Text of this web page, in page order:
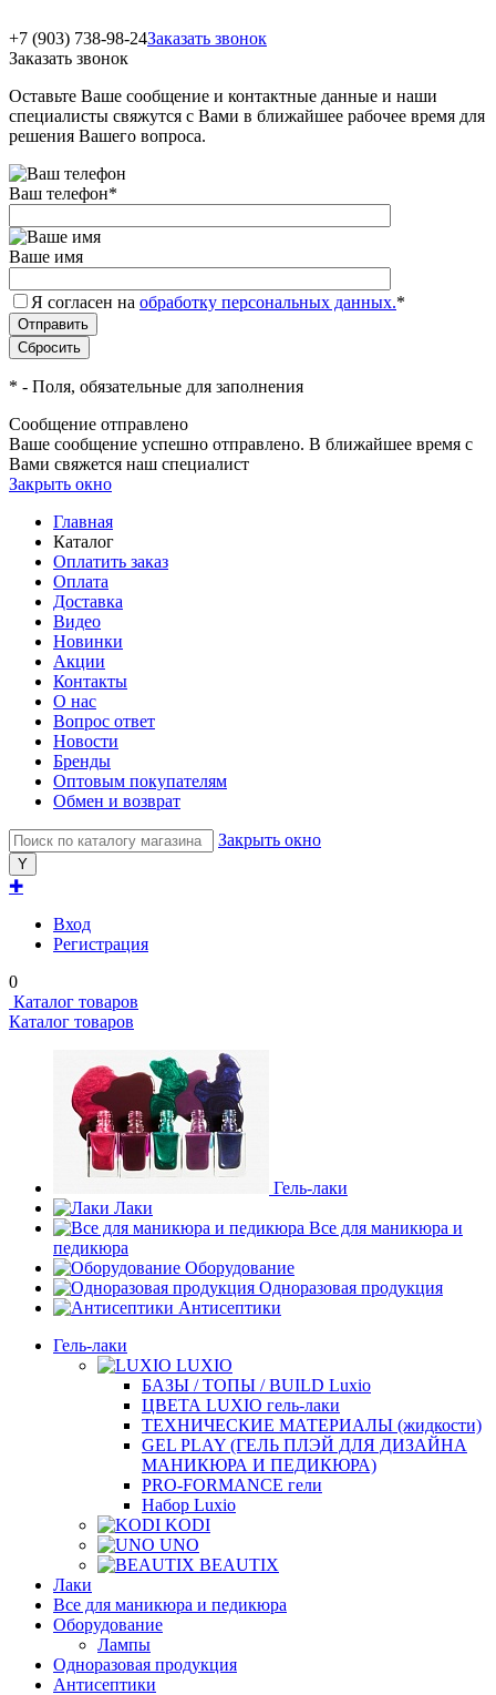
+7 (903) 738-98-24Заказать звонок
Заказать звонок
Оставьте Ваше сообщение и контактные данные и наши
специалисты свяжутся с Вами в ближайшее рабочее время для
решения Вашего вопроса.
Ваш телефон*
Ваше имя
Я согласен на обработку персональных данных.*
* - Поля, обязательные для заполнения
Сообщение отправлено
Ваше сообщение успешно отправлено. В ближайшее время с
Вами свяжется наш специалист
Закрыть окно
Главная
Каталог
Оплатить заказ
Оплата
Доставка
Видео
Новинки
Акции
Контакты
О нас
Вопрос ответ
Новости
Бренды
Оптовым покупателям
Обмен и возврат
Закрыть окно
✚
Вход
Регистрация
0
Каталог товаров
Каталог товаров
Гель-лаки
Лаки
Все для маникюра и
педикюра
Оборудование
Одноразовая продукция
Антисептики
Гель-лаки
LUXIO
БАЗЫ / ТОПЫ / BUILD Luxio
ЦВЕТА LUXIO гель-лаки
ТЕХНИЧЕСКИЕ МАТЕРИАЛЫ (жидкости)
GEL PLAY (ГЕЛЬ ПЛЭЙ ДЛЯ ДИЗАЙНА
МАНИКЮРА И ПЕДИКЮРА)
PRO-FORMANCE гели
Набор Luxio
KODI
UNO
BEAUTIX
Лаки
Все для маникюра и педикюра
Оборудование
Лампы
Одноразовая продукция
Антисептики